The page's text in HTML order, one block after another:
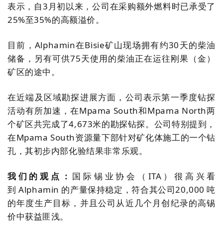
表示，自3 月初以来，公司在采购额外燃料时已承受了
25%至35%的高额溢价。
目前， Alphamin在Bisie矿山现场拥有约30天的柴油
储备，另有可供75天使用的柴油正在运往刚果（金）
矿区的途中。
在近端及区域勘探进展方面，公司表示第一季度钻探
活动有所加速，在Mpama South和Mpama North两
个矿区共完成了4,673米的勘探钻探。公司特别提到，
在Mpama South资源量下部针对矿化体施工的一个钻
孔，其初步内部化验结果非常乐观。
我们的观点： 国际锡业协会（ ITA ）很高兴看
到 Alphamin 的产量保持稳定，符合其公司20,000吨
的年度生产目标，并且公司从近几个月创纪录的高锡
价中获益匪浅。